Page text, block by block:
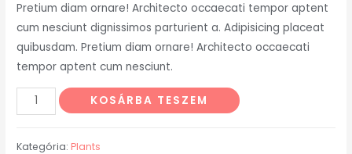
Pretium diam ornare! Architecto occaecati tempor aptent
cum nesciunt dignissimos parturient a. Adipisicing placeat
quibusdam. Pretium diam ornare! Architecto occaecati
tempor aptent cum nesciunt.
Aluminum
Plant
KOSÁRBA TESZEM
Kategória: Plants